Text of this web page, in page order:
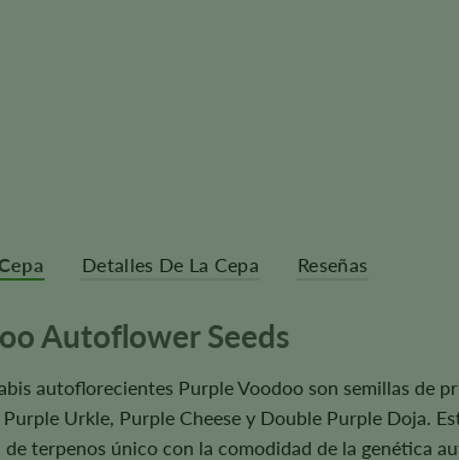
Detalles De La Cepa Reseñas
Autoflower Seeds
autoflorecientes Purple Voodoo son semillas de
Urkle, Purple Cheese y Double Purple Doja.
terpenos único con la comodidad de la genética